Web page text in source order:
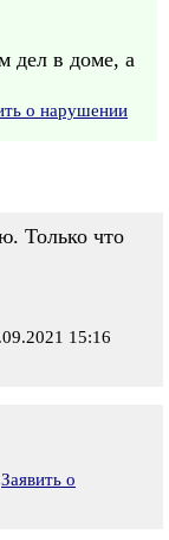
дел в доме, а
о нарушении
Только что
15:16
Заявить о